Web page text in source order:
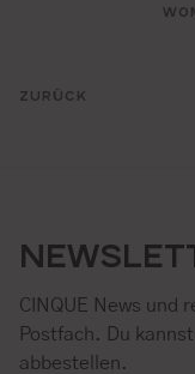
ZURÜCK
CINQUE News und
Postfach. Du
abbestellen.